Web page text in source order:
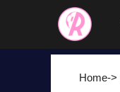
contenuto
Home->